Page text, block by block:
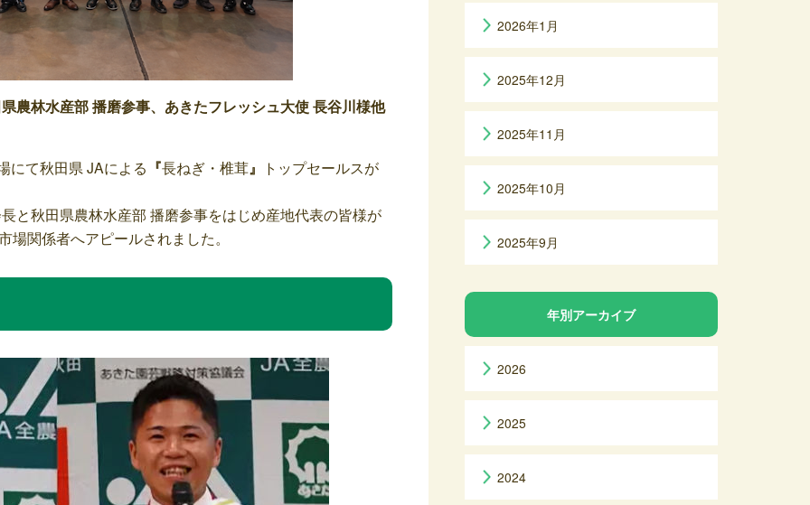
農林水産部 播磨参事、あきたフレッシュ大使 長谷川様他
て秋田県 JAによる 『長ねぎ・椎茸』 トップセールスが
と秋田県農林水産部 播磨参事をはじめ産地代表の皆様が
関係者へアピールされました。
2026年1月
2025年12月
2025年11月
2025年10月
2025年9月
年別アーカイブ
2026
2025
2024